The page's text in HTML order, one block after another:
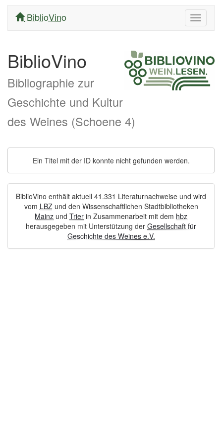
ein/
BiblioVino
BiblioVino
Bibliographie zur
Geschichte und Kultur
des Weines (Schoene 4)
Ein Titel mit der ID konnte nicht gefunden werden.
BiblioVino enthält aktuell 41.331 Literaturnachweise und wird
vom LBZund den Wissenschaftlichen Stadtbibliotheken
Mainz und Trier in Zusammenarbeit mit dem hbz
herausgegeben mit Unterstützung der Gesellschaft für
Geschichte des Weines e.V.